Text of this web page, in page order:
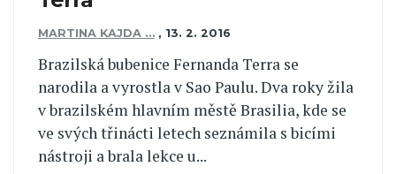
MARTINA KAJDA … , 13. 2. 2016
Brazilská bubenice Fernanda Terra se
narodila a vyrostla v Sao Paulu. Dva roky žila
v brazilském hlavním městě Brasilia, kde se
ve svých třinácti letech seznámila s bicími
nástroji a brala lekce u...